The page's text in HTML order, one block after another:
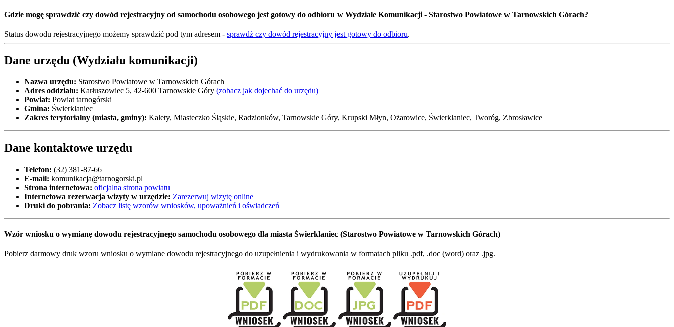
Gdzie mogę sprawdzić czy dowód rejestracyjny od samochodu osobowego jest gotowy do odbioru w Wydziale Komunikacji - Starostwo Powiatowe w Tarnowskich Górach?
Status dowodu rejestracyjnego możemy sprawdzić pod tym adresem - sprawdź czy dowód rejestracyjny jest gotowy do odbioru.
Dane urzędu (Wydziału komunikacji)
Nazwa urzędu: Starostwo Powiatowe w Tarnowskich Górach
Adres oddziału: Karłuszowiec 5, 42-600 Tarnowskie Góry (zobacz jak dojechać do urzędu)
Powiat: Powiat tarnogórski
Gmina: Świerklaniec
Zakres terytorialny (miasta, gminy): Kalety, Miasteczko Śląskie, Radzionków, Tarnowskie Góry, Krupski Młyn, Ożarowice, Świerklaniec, Tworóg, Zbrosławice
Dane kontaktowe urzędu
Telefon: (32) 381-87-66
E-mail: komunikacja@tarnogorski.pl
Strona internetowa: oficjalna strona powiatu
Internetowa rezerwacja wizyty w urzędzie: Zarezerwuj wizytę online
Druki do pobrania: Zobacz listę wzorów wniosków, upoważnień i oświadczeń
Wzór wniosku o wymianę dowodu rejestracyjnego samochodu osobowego dla miasta Świerklaniec (Starostwo Powiatowe w Tarnowskich Górach)
Pobierz darmowy druk wzoru wniosku o wymiane dowodu rejestracyjnego do uzupełnienia i wydrukowania w formatach pliku .pdf, .doc (word) oraz .jpg.